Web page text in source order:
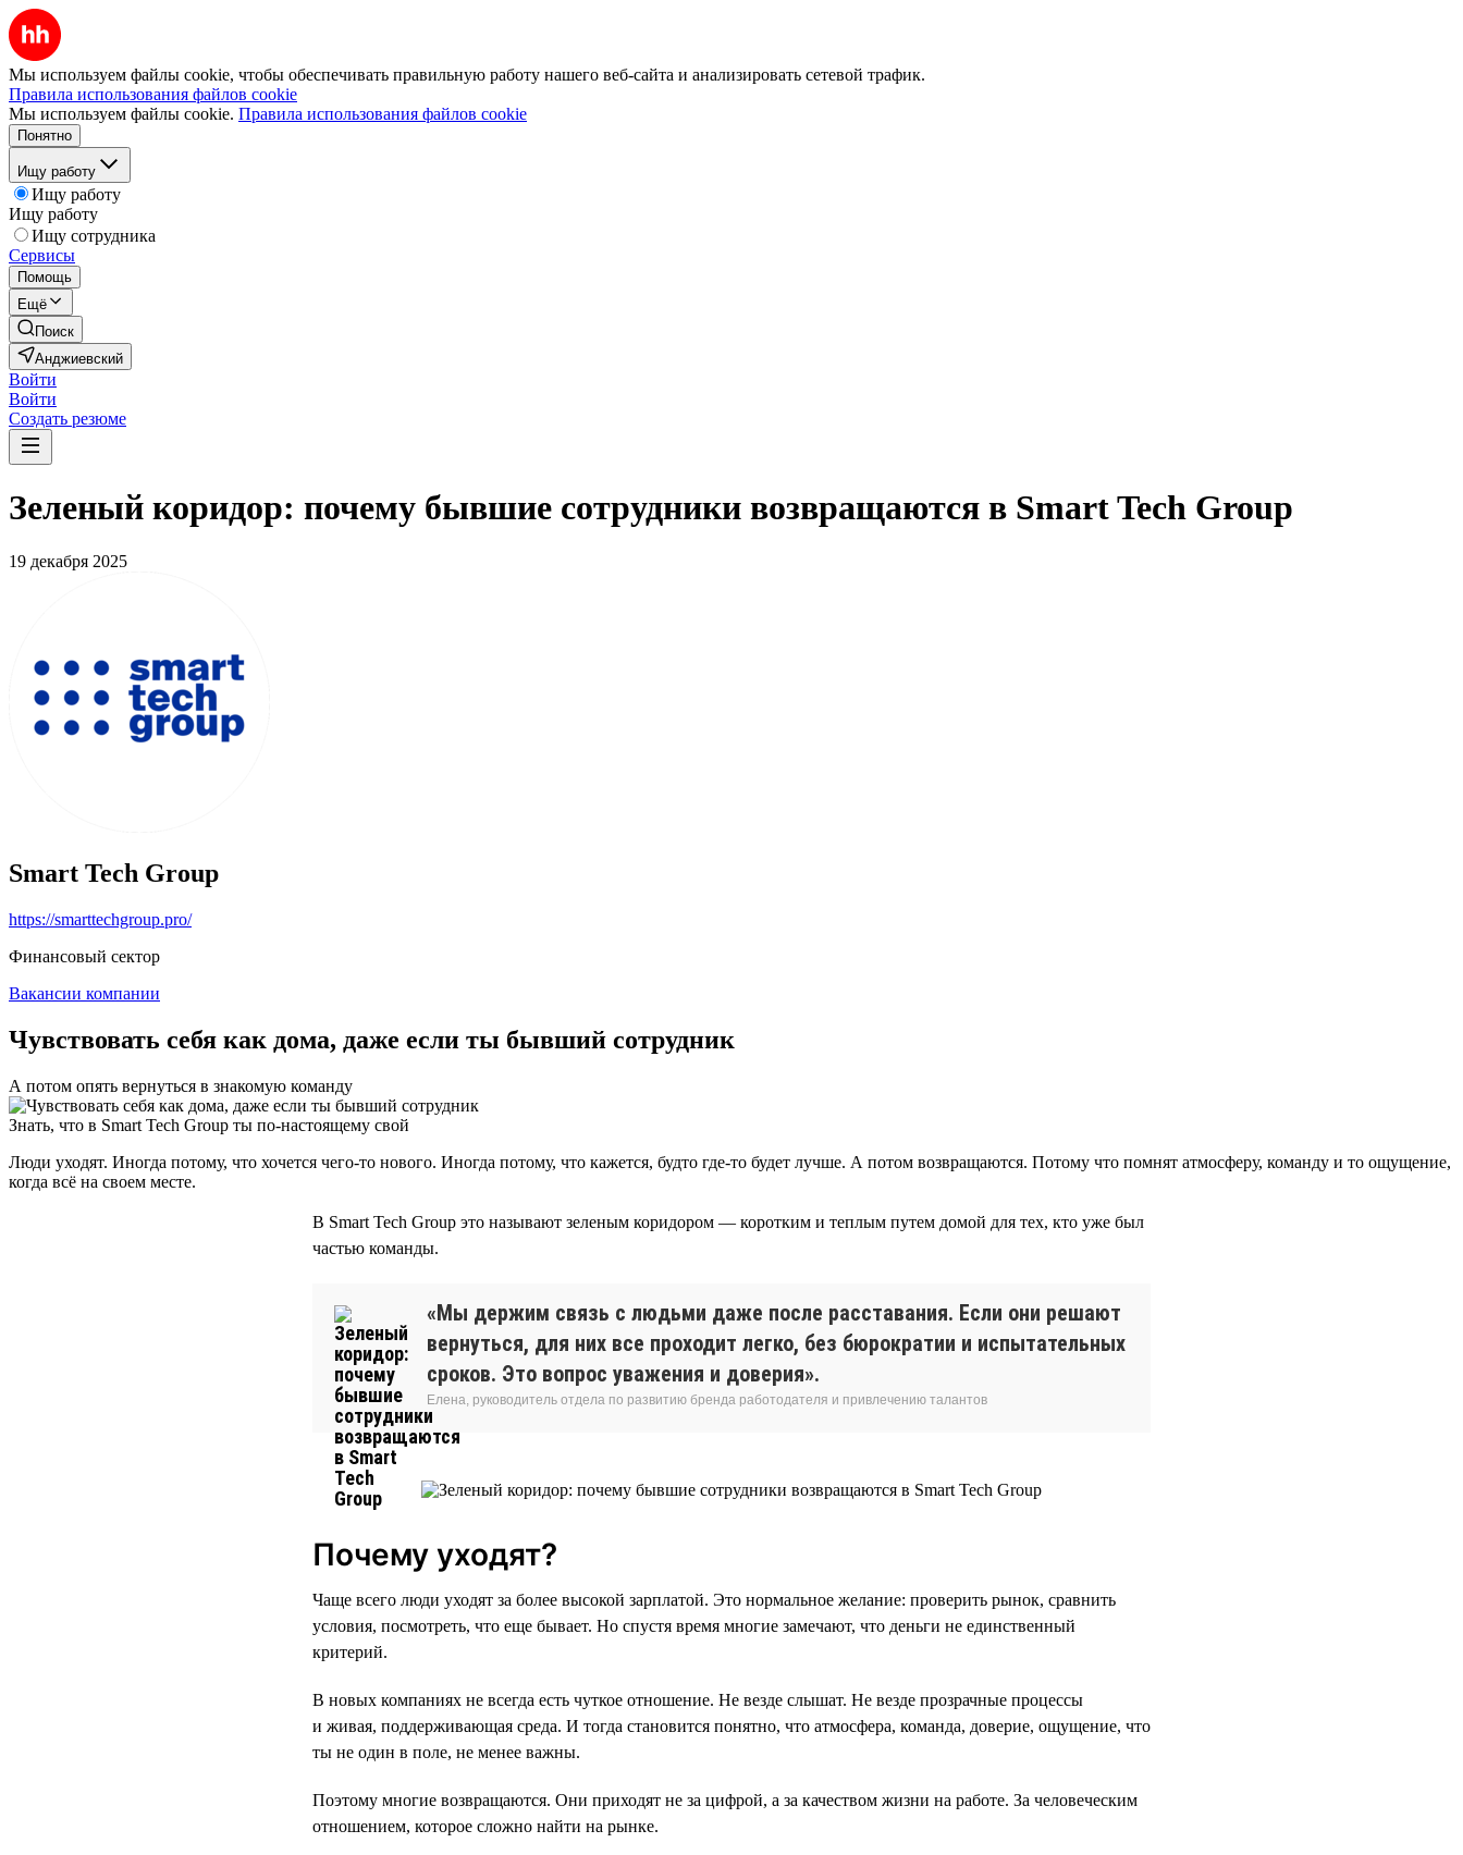
Мы используем файлы cookie, чтобы обеспечивать правильную работу нашего веб-сайта и анализировать сетевой трафик.
Правила использования файлов cookie
Мы используем файлы cookie. Правила использования файлов cookie
Понятно
Ищу работу
Ищу работу
Ищу работу
Ищу сотрудника
Сервисы
Помощь
Ещё
Поиск
Анджиевский
Войти
Войти
Создать резюме
Зеленый коридор: почему бывшие сотрудники возвращаются в Smart Tech Group
19 декабря 2025
Smart Tech Group
https://smarttechgroup.pro/
Финансовый сектор
Вакансии компании
Чувствовать себя как дома, даже если ты бывший сотрудник
А потом опять вернуться в знакомую команду
Знать, что в Smart Tech Group ты по-настоящему свой
Люди уходят. Иногда потому, что хочется чего-то нового. Иногда потому, что кажется, будто где-то будет лучше. А потом возвращаются. Потому что помнят атмосферу, команду и то ощущение,
когда всё на своем месте.
В Smart Tech Group это называют зеленым коридором — коротким и теплым путем домой для тех, кто уже был
частью команды.
«Мы держим связь с людьми даже после расставания. Если они решают
вернуться, для них все проходит легко, без бюрократии и испытательных
сроков. Это вопрос уважения и доверия».
Елена, руководитель отдела по развитию бренда работодателя и привлечению талантов
Почему уходят?
Чаще всего люди уходят за более высокой зарплатой. Это нормальное желание: проверить рынок, сравнить
условия, посмотреть, что еще бывает. Но спустя время многие замечают, что деньги не единственный
критерий.
В новых компаниях не всегда есть чуткое отношение. Не везде слышат. Не везде прозрачные процессы
и живая, поддерживающая среда. И тогда становится понятно, что атмосфера, команда, доверие, ощущение, что
ты не один в поле, не менее важны.
Поэтому многие возвращаются. Они приходят не за цифрой, а за качеством жизни на работе. За человеческим
отношением, которое сложно найти на рынке.